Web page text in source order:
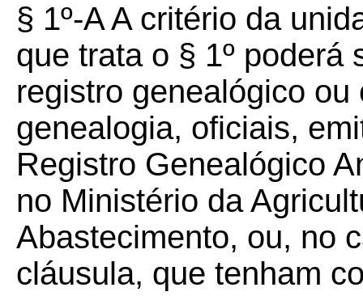
§ 1º-A A critério da
que trata o § 1º poderá
registro genealógico
genealogia, oficiais,
Registro Genealógico
no Ministério da
Abastecimento, ou, no
cláusula, que tenham